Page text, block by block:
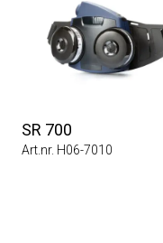
SR 700
Art.nr. H06-7010